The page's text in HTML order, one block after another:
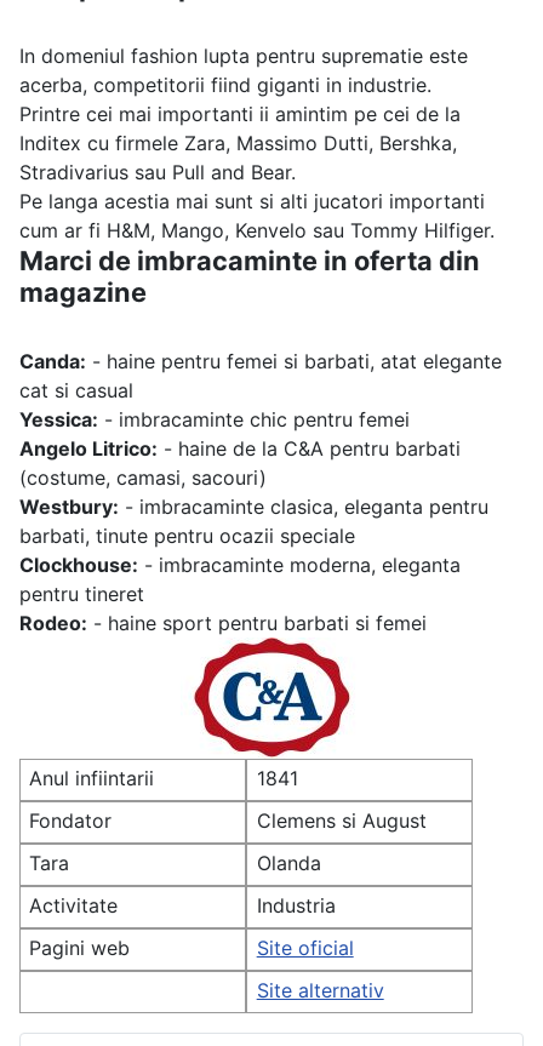
In domeniul fashion lupta pentru suprematie este
acerba, competitorii fiind giganti in industrie.
Printre cei mai importanti ii amintim pe cei de la
Inditex cu firmele Zara, Massimo Dutti, Bershka,
Stradivarius sau Pull and Bear.
Pe langa acestia mai sunt si alti jucatori importanti
cum ar fi H&M, Mango, Kenvelo sau Tommy Hilfiger.
Marci de imbracaminte in oferta din
magazine
Canda: - haine pentru femei si barbati, atat elegante
cat si casual
Yessica: - imbracaminte chic pentru femei
Angelo Litrico: - haine de la C&A pentru barbati
(costume, camasi, sacouri)
Westbury: - imbracaminte clasica, eleganta pentru
barbati, tinute pentru ocazii speciale
Clockhouse: - imbracaminte moderna, eleganta
pentru tineret
Rodeo: - haine sport pentru barbati si femei
Anul infiintarii
1841
Fondator
Clemens si August
Brenninkmeijer
Tara
Olanda
Activitate
Industria
imbracamintei
Pagini web
Site oficial
Site alternativ